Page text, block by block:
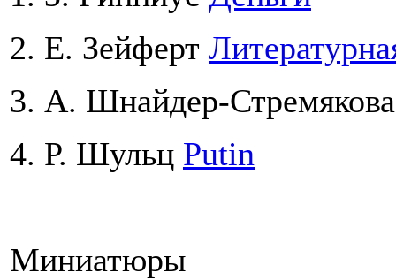
2. Е. Зейферт
3. А. Шнайдер-
4. Р. Шульц Putin
Миниатюры